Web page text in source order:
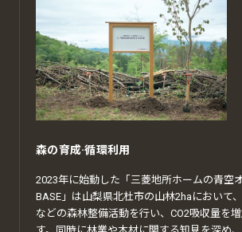
森の育成·循環利用
2023年に始動した「三菱地所ホームの青空
BASE」は山梨県北杜市の山林2haにおいて
などの森林整備活動を行い、CO2吸収量を